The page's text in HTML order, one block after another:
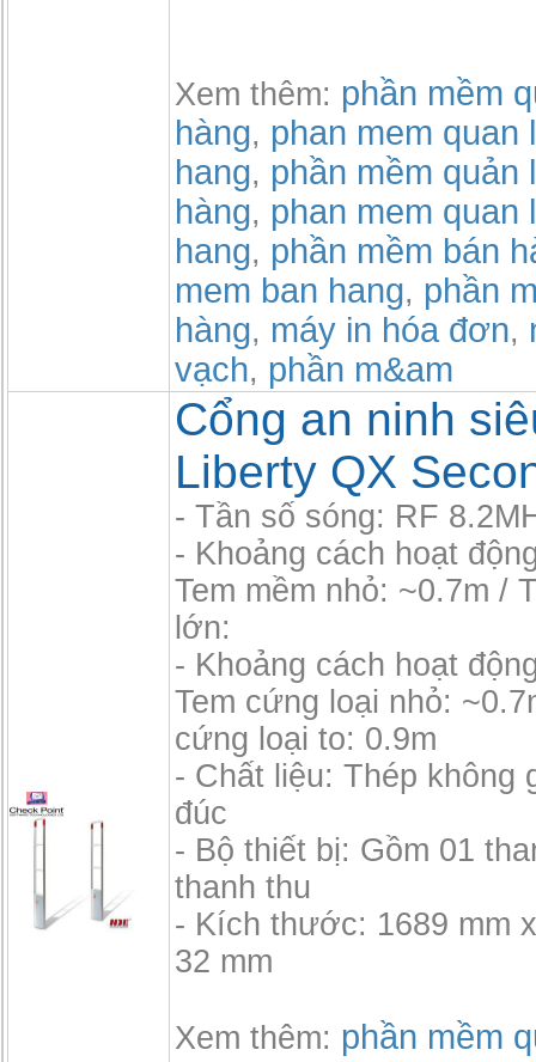
Xem thêm: phần mềm
hàng, phan mem quan
hang, phần mềm quản
hàng, phan mem quan
hang, phần mềm bán
mem ban hang, phần
hàng, máy in hóa đơn,
vạch, phần m&am
Cổng an ninh
Liberty QX
- Tần số sóng: RF
- Khoảng cách hoạt
Tem mềm nhỏ: ~0.7m /
lớn:
- Khoảng cách hoạt
Tem cứng loại nhỏ:
cứng loại to: 0.9m
- Chất liệu: Thép không
đúc
- Bộ thiết bị: Gồm 01
thanh thu
- Kích thước: 1689 mm
32 mm
Xem thêm: phần mềm